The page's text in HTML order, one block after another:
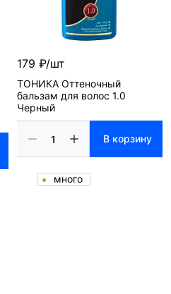
179 ₽/шт
ТОНИКА Оттеночный
бальзам для волос 1.0
Черный
В корзину
много